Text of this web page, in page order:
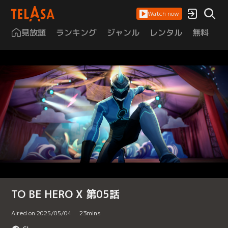
Watch now
見放題 ランキング ジャンル レンタル 無料
TO BE HERO X 第05話
Aired on 2025/05/04 23mins